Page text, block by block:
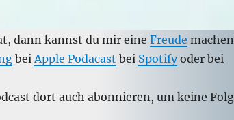
dann kannst du mir eine Freude
beiApple Podacast bei Spotifyoder bei
dort auch abonnieren, um keine